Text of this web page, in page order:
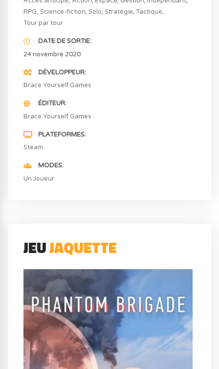
RPG Science-fiction Solo Stratégie Tactique
Tour par tour
DATE DE SORTIE
24 novembre 2020
DÉVELOPPEUR
Brace Yourself Games
ÉDITEUR
Brace Yourself Games
PLATEFORMES
Steam
MODES
Un Joueur
JEUJAQUETTE